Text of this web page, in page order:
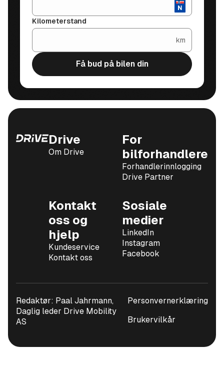
Kilometerstand
km
Få bud på bilen din
Drive
Om Drive
For
bilforhandlere
Forhandlerinnlogging
Drive Partner
Kontakt
oss og
hjelp
Kundeservice
Kontakt oss
Sosiale
medier
LinkedIn
Instagram
Facebook
Redaktør: Paal Jahrmann,
Daglig leder Drive Mobility
AS
Personvernerklæring
Brukervilkår